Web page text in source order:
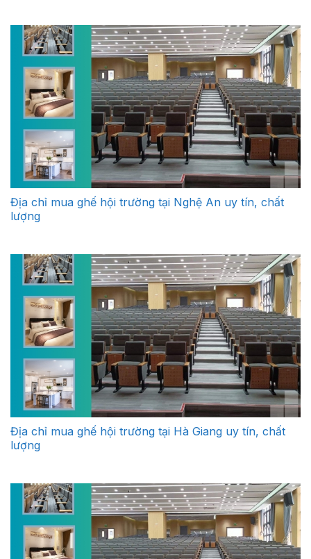
Địa chỉ mua ghế hội trường tại Nghệ An uy tín, chất
lượng
Địa chỉ mua ghế hội trường tại Hà Giang uy tín, chất
lượng